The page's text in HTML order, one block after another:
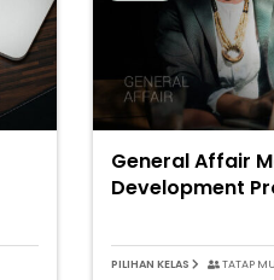
General Affair
Development
PILIHAN KELAS TATAP